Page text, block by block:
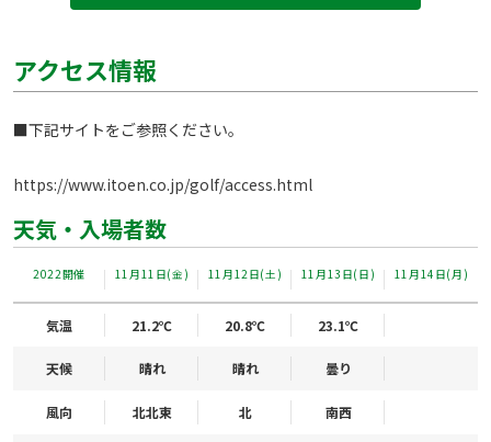
アクセス情報
■下記サイトをご参照ください。
https://www.itoen.co.jp/golf/access.html
天気・入場者数
2022開催 11月11日(金) 11月12日(土) 11月13日(日) 11月14日(月)
気温 21.2℃ 20.8℃ 23.1℃
天候 晴れ 晴れ 曇り
風向 北北東 北 南西